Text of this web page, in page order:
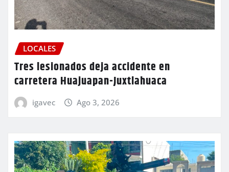
LOCALES
Tres lesionados deja accidente en
carretera Huajuapan-Juxtlahuaca
igavec Ago 3, 2026